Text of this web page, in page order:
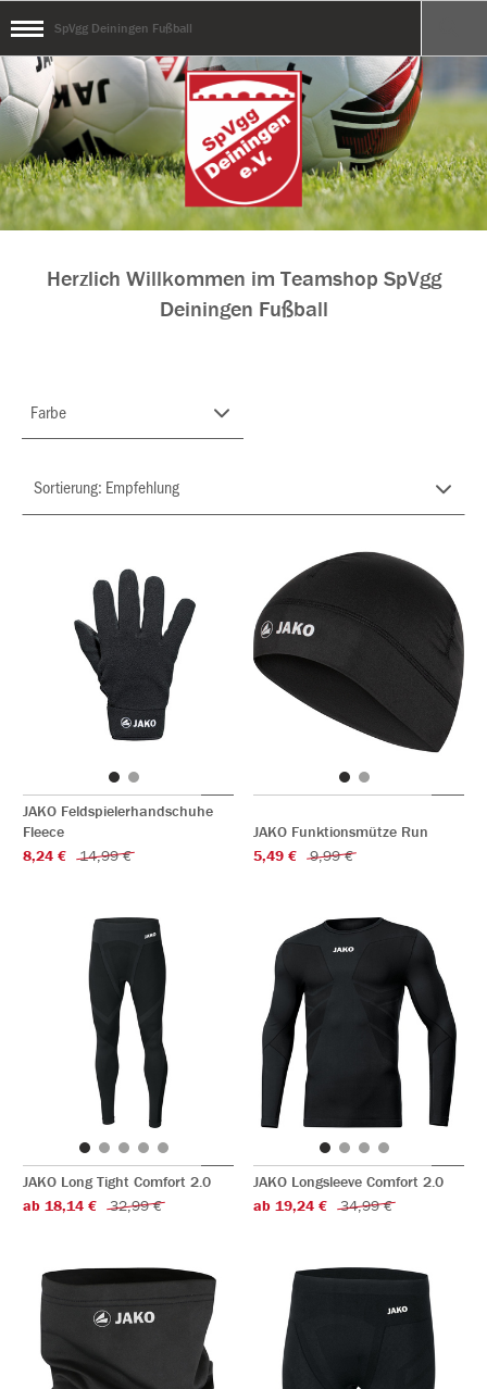
SpVgg Deiningen Fußball
Herzlich Willkommen im Teamshop SpVgg
Deiningen Fußball
Farbe
JAKO Feldspielerhandschuhe
Fleece
8,24 €
14,99 €
JAKO Funktionsmütze Run
5,49 €
9,99 €
JAKO Long Tight Comfort 2.0
ab 18,14 €
32,99 €
JAKO Longsleeve Comfort 2.0
ab 19,24 €
34,99 €